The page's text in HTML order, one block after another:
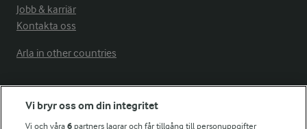
Jobb & karriär
Kontakta oss
Arla in other countries
Fler Arlasajter
Vi bryr oss om din integritet
Vi och våra6 partners lagrar och får tillgång till personuppgifter